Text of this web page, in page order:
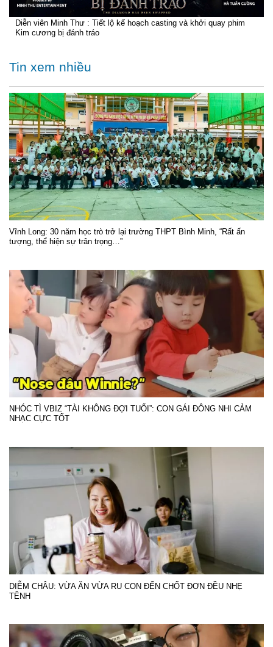
Diễn viên Minh Thư : Tiết lộ kế hoạch casting và khởi quay phim
Kim cương bị đánh tráo
Tin xem nhiều
Vĩnh Long: 30 năm học trò trở lại trường THPT Bình Minh, “Rất ấn
tượng, thể hiện sự trân trọng…”
NHÓC TÌ VBIZ “TÀI KHÔNG ĐỢI TUỔI”: CON GÁI ĐÔNG NHI CẢM
NHẠC CỰC TỐT
DIỄM CHÂU: VỪA ĂN VỪA RU CON ĐẾN CHỐT ĐƠN ĐỀU NHẸ
TÊNH